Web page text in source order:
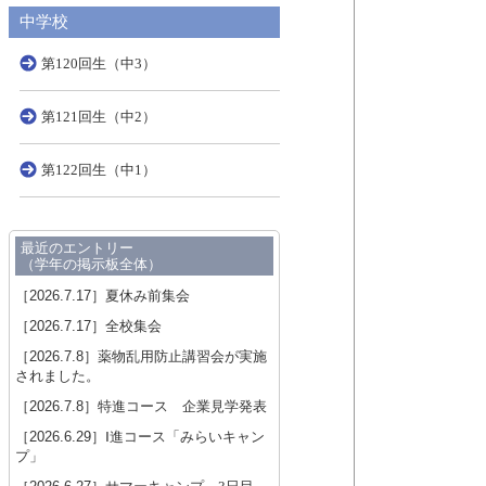
中学校
第120回生（中3）
第121回生（中2）
第122回生（中1）
最近のエントリー
（学年の掲示板全体）
［2026.7.17］ 夏休み前集会
［2026.7.17］ 全校集会
［2026.7.8］ 薬物乱用防止講習会が実施
されました。
［2026.7.8］ 特進コース 企業見学発表
［2026.6.29］ Ⅰ進コース「みらいキャン
プ」